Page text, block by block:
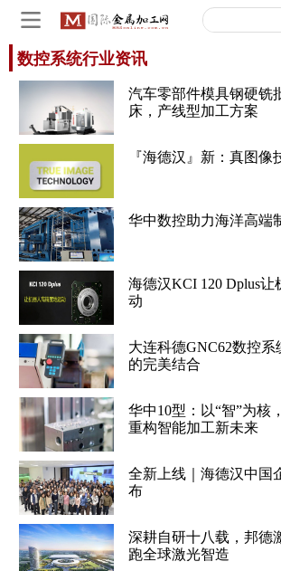
数控系统行业资讯
汽车零部件模具钢硬铣
床，产线型加工方案
『海德汉』新：真图像
华中数控助力海洋高端
海德汉KCI 120 Dplus
动
大连科德GNC62数控
的完美结合
华中10型：以“智”为核
重构智能加工新未来
全新上线｜海德汉中国
布
深耕自研十八载，邦德
跑全球激光智造